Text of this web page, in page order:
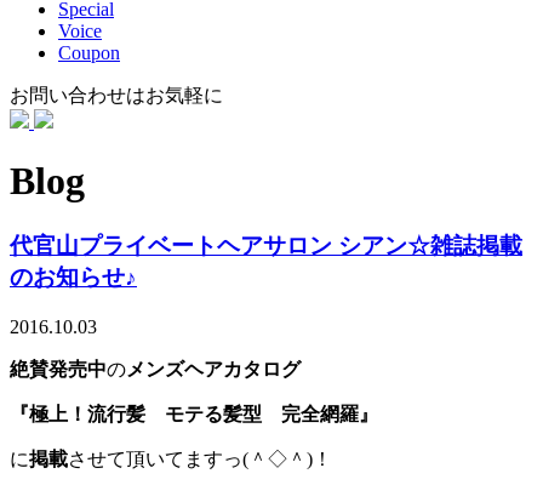
Special
Voice
Coupon
お問い合わせはお気軽に
Blog
代官山プライベートヘアサロン シアン☆雑誌掲載
のお知らせ♪
2016.10.03
絶賛発売中のメンズヘアカタログ
『極上！流行髪 モテる髪型 完全網羅』
に掲載させて頂いてますっ(＾◇＾)！